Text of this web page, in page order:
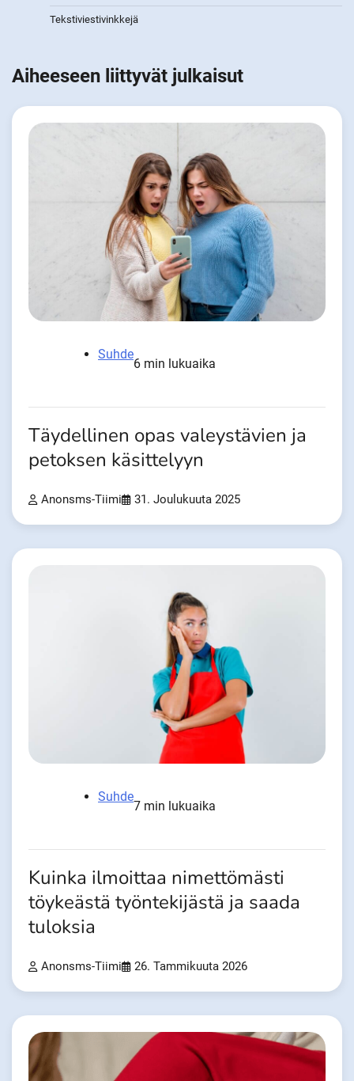
Tekstiviestivinkkejä
Aiheeseen liittyvät julkaisut
Suhde
6 min lukuaika
Täydellinen opas valeystävien ja
petoksen käsittelyyn
Anonsms-Tiimi 31. Joulukuuta 2025
Suhde
7 min lukuaika
Kuinka ilmoittaa nimettömästi
töykeästä työntekijästä ja saada
tuloksia
Anonsms-Tiimi 26. Tammikuuta 2026